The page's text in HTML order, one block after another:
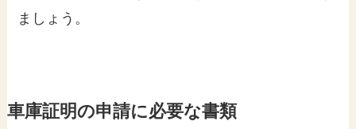
ましょう。
車庫証明の申請に必要な書類